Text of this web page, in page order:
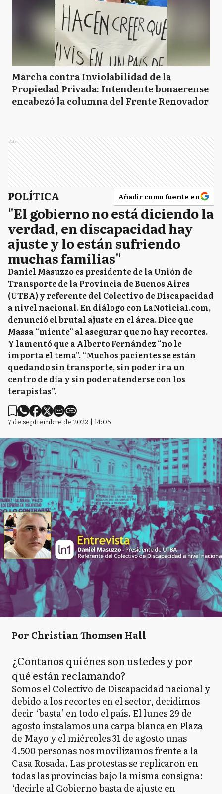
Marcha contra Inviolabilidad de la
Propiedad Privada: Intendente bonaerense
encabezó la columna del Frente Renovador
Ads
POLÍTICA Añadir como fuente en
"El gobierno no está diciendo la
verdad, en discapacidad hay
ajuste y lo están sufriendo
muchas familias"
Daniel Masuzzo es presidente de la Unión de
Transporte de la Provincia de Buenos Aires
(UTBA) y referente del Colectivo de Discapacidad
a nivel nacional. En diálogo con LaNoticia1.com,
denunció el brutal ajuste en el área. Dice que
Massa “miente” al asegurar que no hay recortes.
Y lamentó que a Alberto Fernández “no le
importa el tema”. “Muchos pacientes se están
quedando sin transporte, sin poder ir a un
centro de día y sin poder atenderse con los
terapistas”.
7 de septiembre de 2022 | 14:05
Por Christian Thomsen Hall
¿Contanos quiénes son ustedes y por
qué están reclamando?
Somos el Colectivo de Discapacidad nacional y
debido a los recortes en el sector, decidimos
decir ‘basta’ en todo el país. El lunes 29 de
agosto instalamos una carpa blanca en Plaza
de Mayo y el miércoles 31 de agosto unas
4.500 personas nos movilizamos frente a la
Casa Rosada. Las protestas se replicaron en
todas las provincias bajo la misma consigna:
‘decirle al Gobierno basta de ajuste en